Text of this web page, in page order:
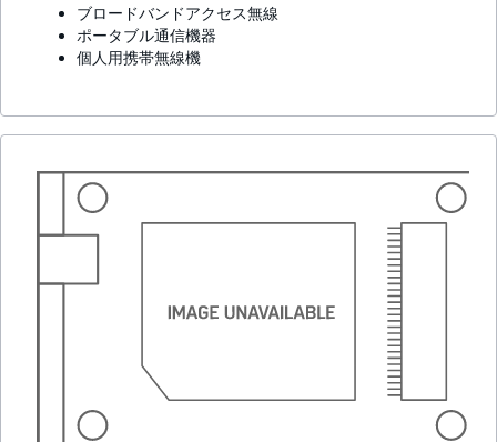
ブロードバンドアクセス無線
ポータブル通信機器
個人用携帯無線機